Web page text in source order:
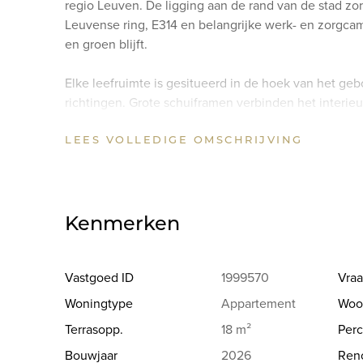
regio Leuven. De ligging aan de rand van de stad
Leuvense ring, E314 en belangrijke werk- en
en groen blijft.
Elke leefruimte is gesitueerd in de hoek van het
richtingen. Grote schuiframen verbinden het
functioneren als een volwaardige verlenging van de
ingebouwde kasten. De afwerking gebeurt met
gesprek over dit project, staan wij u graag ter
LEES VOLLEDIGE OMSCHRIJVING
Kenmerken
Vastgoed ID 1999570
Woningtype
Appartement
Terrasopp.
18 m²
Bouwjaar
2026